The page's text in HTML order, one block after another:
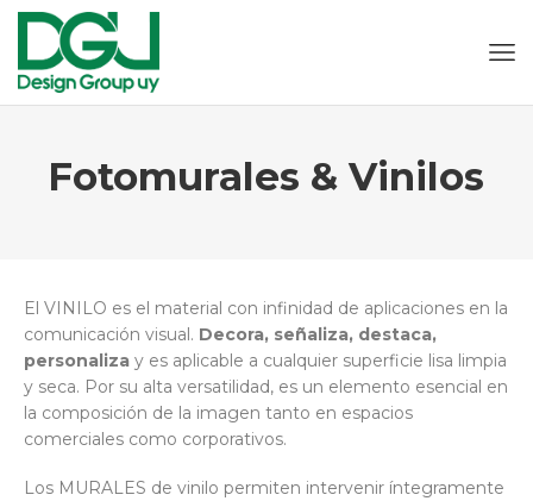
Fotomurales & Vinilos
El VINILO es el material con infinidad de aplicaciones en la
comunicación visual. Decora, señaliza, destaca,
personaliza y es aplicable a cualquier superficie lisa limpia
y seca. Por su alta versatilidad, es un elemento esencial en
la composición de la imagen tanto en espacios
comerciales como corporativos.
Los MURALES de vinilo permiten intervenir íntegramente